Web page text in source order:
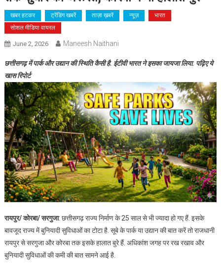
खबर हटकर ट्रेंडिंग खबरें ताज़ा ख़बरें न्यूज़
भारत
सोशल मीडिया वायरल
June 2, 2026 Maneesh Naithani
छत्तीसगढ़ में पार्क और उद्यान की स्थिति कैसी है. ईटीवी भारत ने इसका जायजा लिया. पढ़िए ये
खास रिपोर्ट
रायपुर/ कोरबा/ सरगुजा: छत्तीसगढ़ राज्य निर्माण के 25 साल से भी ज्यादा हो गए हैं. इसके
बावजूद राज्य में बुनियादी सुविधाओं का टोटा है. सूबे के पार्क या उद्यान की बात करें तो राजधानी
रायपुर से सरगुजा और कोरबा तक इसके हालात बुरे हैं. अधिकांश जगह पर रख रखाव और
बुनियादी सुविधाओं की कमी की बात सामने आई है.